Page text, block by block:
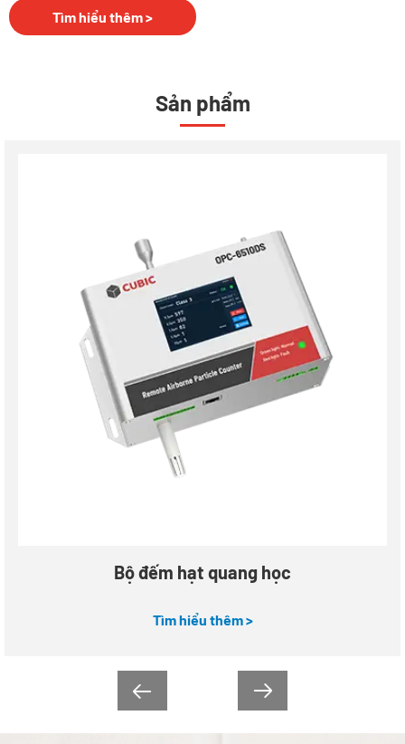
Tìm hiểu thêm >
Sản phẩm
Máy đếm hạt trực tuyến 28.3lpm không có màn hình
Bộ đếm hạt trực tuyến 2.83lpm có màn hình OPC-
6303DS
Máy đếm hạt trực tuyến 2.83lpm không có màn hình
OPC-6303M
Máy đếm hạt chống nổ OPC-6303FB
Quang phổ kế Aerosol OPC-6510A
Bộ đếm hạt quang học
Tìm hiểu thêm >
 